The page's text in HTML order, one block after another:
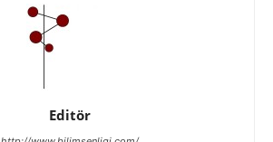
Editör